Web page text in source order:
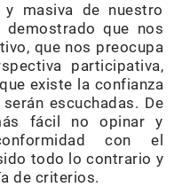
masiva de nuestro
demostrado que nos
que nos preocupa
participativa,
existe la confianza
escuchadas. De
fácil no opinar y
con el
todo lo contrario y
de criterios.